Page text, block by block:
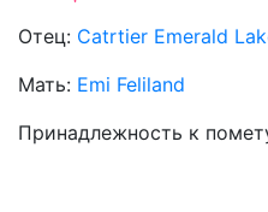
Отец: Catrtier Emerald
Мать: Emi Feliland
Принадлежность к